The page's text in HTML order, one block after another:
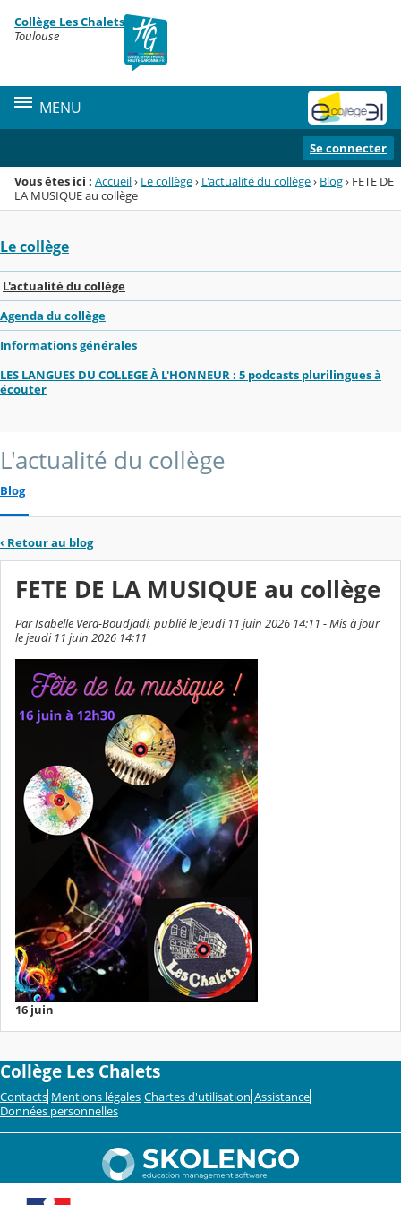
Menu de la rubrique
Contenu
Collège Les Chalets
Toulouse
MENU
Se connecter
Vous êtes ici : Accueil› Le collège› L'actualité du collège› Blog› FETE DE
LA MUSIQUE au collège
Le collège
L'actualité du collège
Agenda du collège
Informations générales
LES LANGUES DU COLLEGE À L'HONNEUR : 5 podcasts plurilingues à
écouter
L'actualité du collège
Blog
‹ Retour au blog
FETE DE LA MUSIQUE au collège
Par Isabelle Vera-Boudjadi, publié le jeudi 11 juin 2026 14:11 - Mis à jour
le jeudi 11 juin 2026 14:11
16 juin
Collège Les Chalets
Contacts Mentions légales Chartes d'utilisation Assistance
Données personnelles